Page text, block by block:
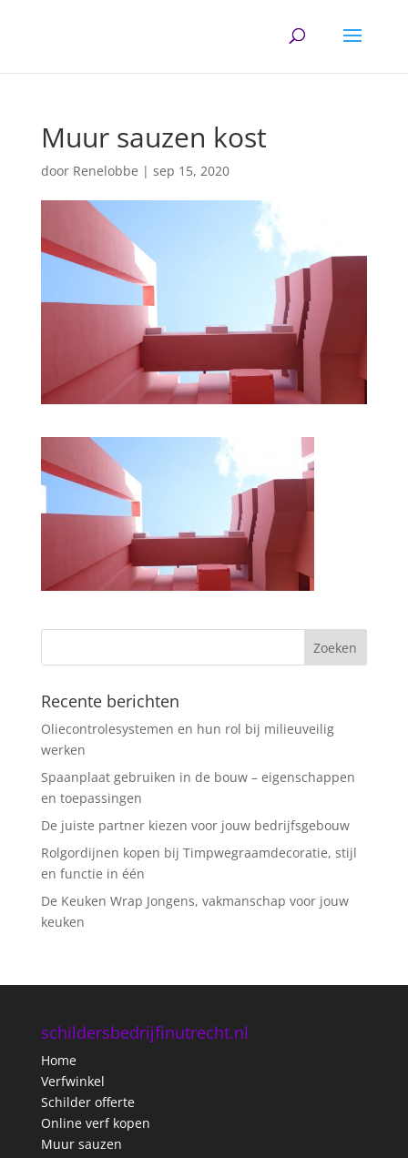
Muur sauzen kost
door Renelobbe | sep 15, 2020
Recente berichten
Oliecontrolesystemen en hun rol bij milieuveilig
werken
Spaanplaat gebruiken in de bouw – eigenschappen
en toepassingen
De juiste partner kiezen voor jouw bedrijfsgebouw
Rolgordijnen kopen bij Timpwegraamdecoratie, stijl
en functie in één
De Keuken Wrap Jongens, vakmanschap voor jouw
keuken
schildersbedrijfinutrecht.nl
Home
Verfwinkel
Schilder offerte
Online verf kopen
Muur sauzen